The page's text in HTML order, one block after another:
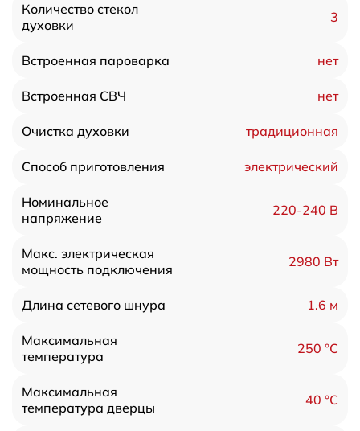
Количество стекол
духовки
3
Встроенная пароварка нет
Встроенная СВЧ нет
Очистка духовки традиционная
Способ приготовления электрический
Номинальное
напряжение
220-240 В
Макс. электрическая
мощность подключения
2980 Вт
Длина сетевого шнура 1.6 м
Максимальная
температура
250 °С
Максимальная
температура дверцы
40 °С